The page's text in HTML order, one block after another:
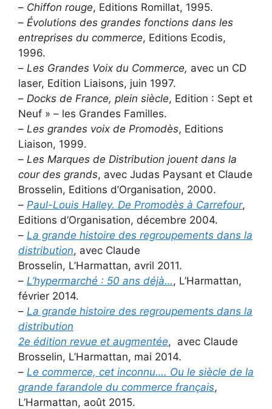
– Chiffon rouge, Editions Romillat, 1995.
– Évolutions des grandes fonctions dans les
entreprises du commerce, Editions Ecodis,
1996.
– Les Grandes Voix du Commerce, avec un CD
laser, Edition Liaisons, juin 1997.
– Docks de France, plein siècle, Edition : Sept et
Neuf » – les Grandes Familles.
– Les grandes voix de Promodès, Editions
Liaison, 1999.
– Les Marques de Distribution jouent dans la
cour des grands, avec Judas Paysant et Claude
Brosselin, Editions d’Organisation, 2000.
– Paul-Louis Halley. De Promodès à Carrefour,
Editions d’Organisation, décembre 2004.
– La grande histoire des regroupements dans la
distribution, avec Claude
Brosselin, L’Harmattan, avril 2011.
– L’hypermarché : 50 ans déjà…, L’Harmattan,
février 2014.
– La grande histoire des regroupements dans la
distribution
2e édition revue et augmentée, avec Claude
Brosselin, L’Harmattan, mai 2014.
– Le commerce, cet inconnu…. Ou le siècle de la
grande farandole du commerce français,
L’Harmattan, août 2015.